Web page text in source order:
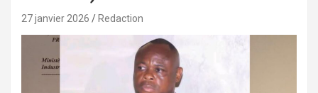
27 janvier 2026 Redaction